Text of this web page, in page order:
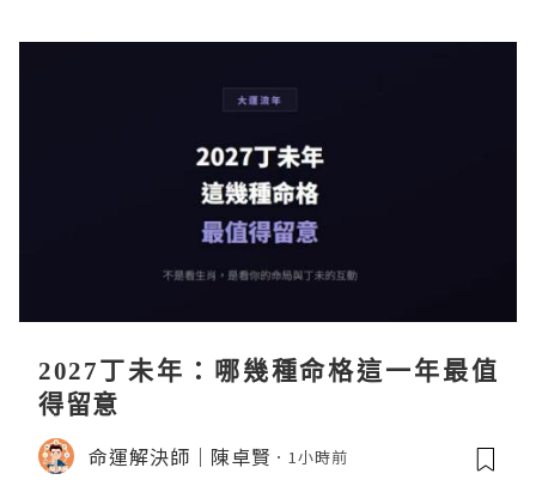
2027丁未年：哪幾種命格這一年最值
得留意
命運解決師｜陳卓賢 1小時前